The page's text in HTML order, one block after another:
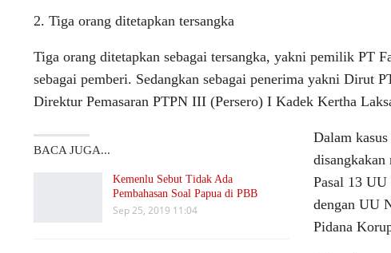
2. Tiga orang ditetapkan tersangka
Tiga orang ditetapkan sebagai tersangka, yakni pemilik PT
sebagai pemberi. Sedangkan sebagai penerima yakni Dirut
Direktur Pemasaran PTPN III (Persero) I Kadek Kertha
BACA JUGA...
Kemenlu Sebut Tidak Ada
Pembahasan Soal Papua di PBB
Sep 25, 2019 11:04
Dalam
disangkakan
Pasal 13 UU
dengan UU
Pidana